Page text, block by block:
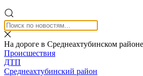
На дороге в Среднеахтубинском
Происшествия
ДТП
Среднеахтубинский район